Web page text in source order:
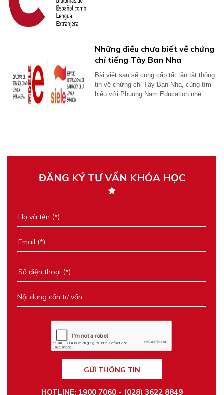
Những điều chưa biết về chứng
chỉ tiếng Tây Ban Nha
Bài viết sau sẽ cung cấp tất tần tật thông
tin về chứng chỉ Tây Ban Nha, cùng tìm
hiểu với Phuong Nam Education nhé.
ĐĂNG KÝ TƯ VẤN KHÓA HỌC
GỬI THÔNG TIN
HOTLINE: 1900 7060 - (028) 3622 8849